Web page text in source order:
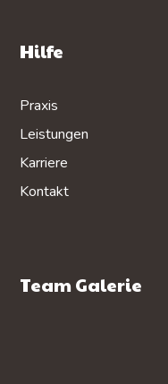
Hilfe
Praxis
Leistungen
Karriere
Kontakt
Team Galerie